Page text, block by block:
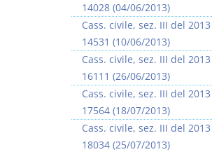
14028 (04/06/2013)
Cass. civile, sez. III del
14531 (10/06/2013)
Cass. civile, sez. III del
16111 (26/06/2013)
Cass. civile, sez. III del
17564 (18/07/2013)
Cass. civile, sez. III del
18034 (25/07/2013)